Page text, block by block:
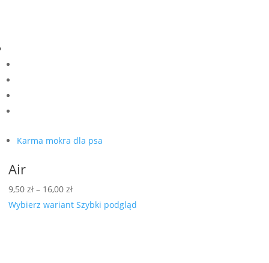
Karma mokra dla psa
Air
9,50 zł – 16,00 złZakres
cen:
Wybierz wariant Szybki podgląd